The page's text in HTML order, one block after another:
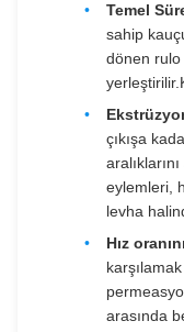
Temel
sahip
dönen rulo
çıkışa
eylemleri,
levha
Hız
arasında